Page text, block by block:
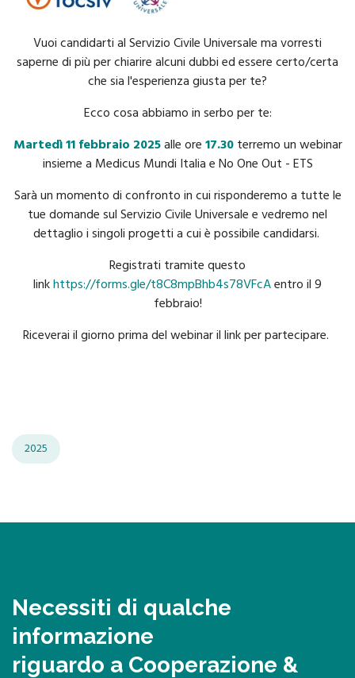
Vuoi candidarti al Servizio Civile Universale ma vorresti
saperne di più per chiarire alcuni dubbi ed essere certo/certa
che sia l'esperienza giusta per te?
Ecco cosa abbiamo in serbo per te:
Martedì 11 febbraio 2025alle ore17.30terremo un webinar
insieme a Medicus Mundi Italia e No One Out - ETS
Sarà un momento di confronto in cui risponderemo a tutte le
tue domande sul Servizio Civile Universale e vedremo nel
dettaglio i singoli progetti a cui è possibile candidarsi.
Registrati tramite questo
linkhttps://forms.gle/t8C8mpBhb4s78VFcAentro il 9
febbraio!
Riceverai il giorno prima del webinar il link per partecipare.
2025
Necessiti di qualche
informazione
riguardo a Cooperazione &